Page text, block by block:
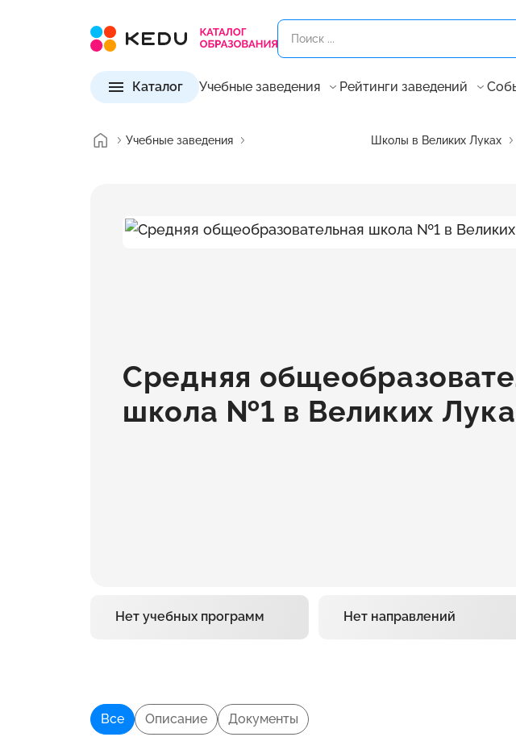
Каталог Учебные заведения Рейтинги заведений
Учебные заведения Школы в Великих Луках
Средняя
школа №1 в Великих
Нет учебных программ Нет направлений
Все Описание Документы